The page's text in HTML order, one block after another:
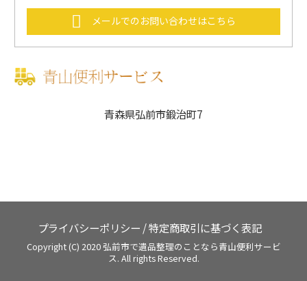
青森県弘前市鍛治町7
メールでのお問い合わせはこちら
プライバシーポリシー /特定商取引に基づく表記
Copyright (C) 2020弘前市で遺品整理のことなら青山便利サービ
ス. All rights Reserved.